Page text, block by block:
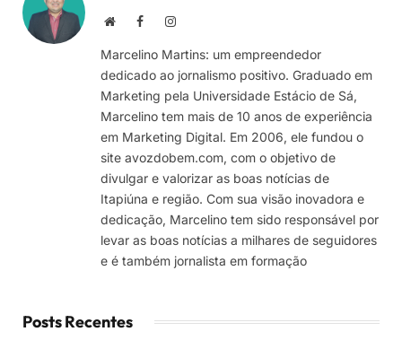
Site FacebookInstagram
Marcelino Martins: um empreendedor
dedicado ao jornalismo positivo. Graduado em
Marketing pela Universidade Estácio de Sá,
Marcelino tem mais de 10 anos de experiência
em Marketing Digital. Em 2006, ele fundou o
site avozdobem.com, com o objetivo de
divulgar e valorizar as boas notícias de
Itapiúna e região. Com sua visão inovadora e
dedicação, Marcelino tem sido responsável por
levar as boas notícias a milhares de seguidores
e é também jornalista em formação
Posts Recentes